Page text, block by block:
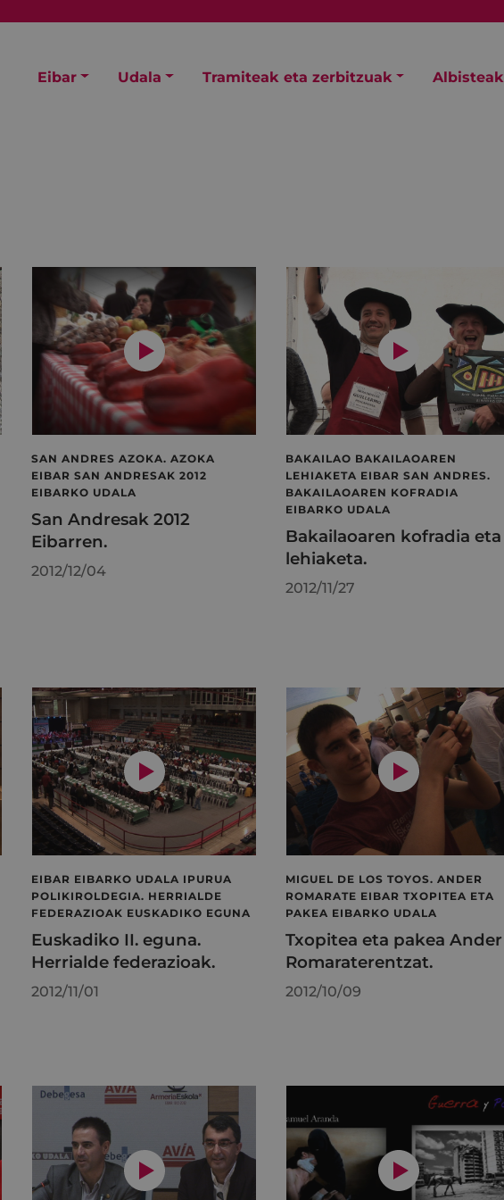
Eibar Udala Tramiteak eta zerbitzuak Albisteak
SAN ANDRES AZOKA. AZOKA
EIBAR SAN ANDRESAK 2012
EIBARKO UDALA
San Andresak 2012
Eibarren.
2012/12/04
BAKAILAO BAKAILAOAREN
LEHIAKETA EIBAR SAN ANDRES.
BAKAILAOAREN KOFRADIA
EIBARKO UDALA
Bakailaoaren kofradia eta
lehiaketa.
2012/11/27
EIBAR EIBARKO UDALA IPURUA
POLIKIROLDEGIA. HERRIALDE
FEDERAZIOAK EUSKADIKO EGUNA
Euskadiko II. eguna.
Herrialde federazioak.
2012/11/01
MIGUEL DE LOS TOYOS. ANDER
ROMARATE EIBAR TXOPITEA ETA
PAKEA EIBARKO UDALA
Txopitea eta pakea Ander
Romaraterentzat.
2012/10/09